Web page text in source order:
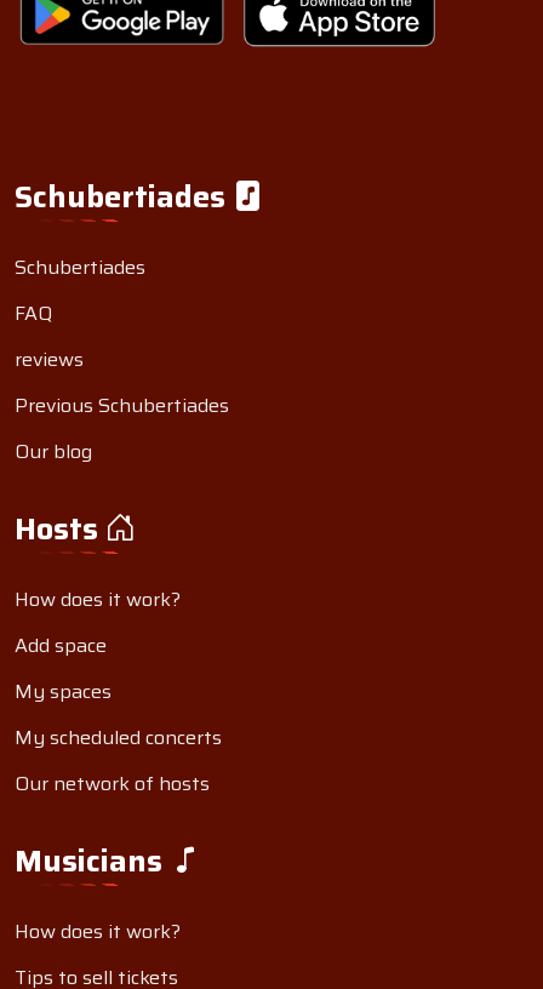
Schubertiades
Schubertiades
FAQ
reviews
Previous Schubertiades
Our blog
Hosts
How does it work?
Add space
My spaces
My scheduled concerts
Our network of hosts
Musicians
How does it work?
Tips to sell tickets